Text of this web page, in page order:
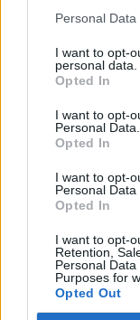
Personal
I want to opt-
personal data.
Opted In
I want to opt-
Personal Data.
Opted In
I want to opt-
Personal Data
Opted In
I want to opt-
Retention,
Personal
Purposes for
Opted Out
2026.
Nem kell